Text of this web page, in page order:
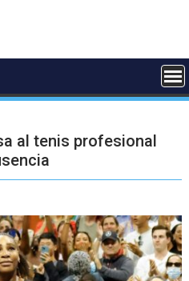
al tenis profesional